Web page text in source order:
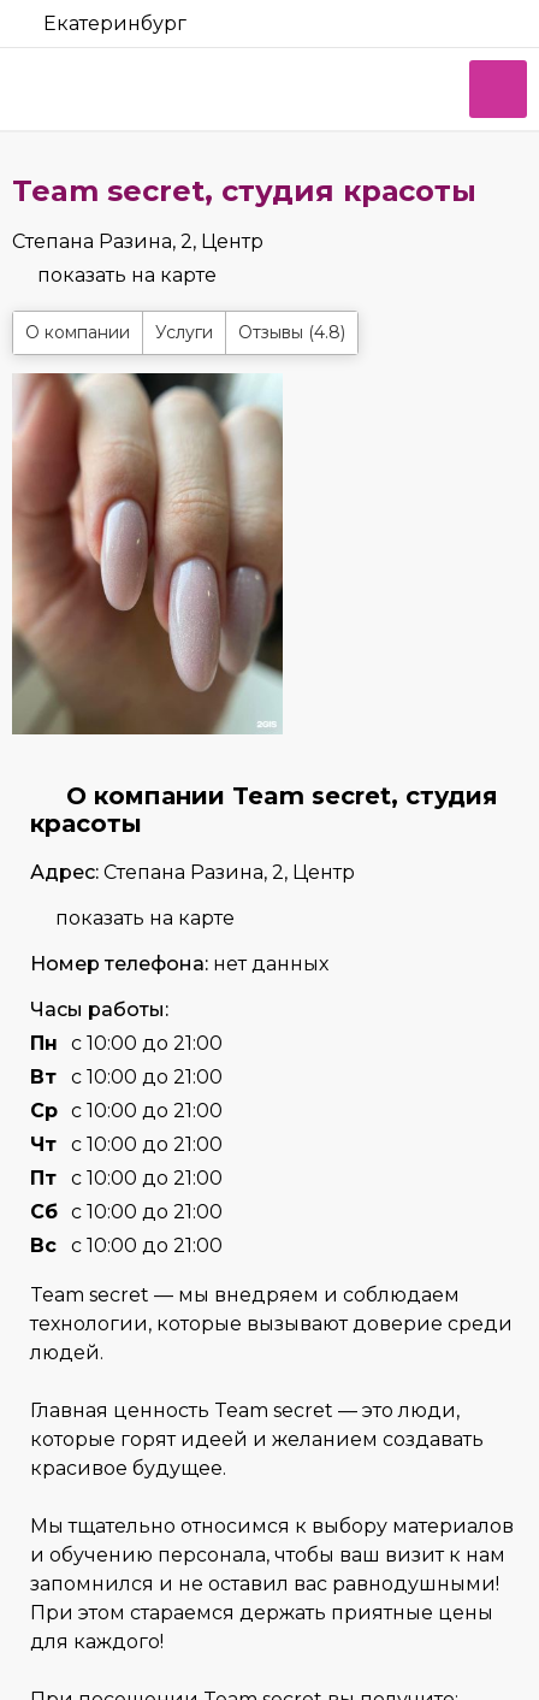
Екатеринбург
Team secret, студия красоты
Степана Разина, 2, Центр
показать на карте
О компании Услуги Отзывы (4.8)
О компании Team secret, студия
красоты
Адрес: Степана Разина, 2, Центр
показать на карте
Номер телефона: нет данных
Часы работы:
Пн
с 10:00 до 21:00
Вт
с 10:00 до 21:00
Cр с 10:00 до 21:00
Чт
с 10:00 до 21:00
Пт
с 10:00 до 21:00
Сб с 10:00 до 21:00
Вс
с 10:00 до 21:00
Team secret — мы внедряем и соблюдаем
технологии, которые вызывают доверие среди
людей.
Главная ценность Team secret — это люди,
которые горят идеей и желанием создавать
красивое будущее.
Мы тщательно относимся к выбору материалов
и обучению персонала, чтобы ваш визит к нам
запомнился и не оставил вас равнодушными!
При этом стараемся держать приятные цены
для каждого!